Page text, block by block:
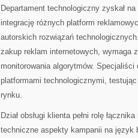
Departament technologiczny zyskał
integrację różnych platform
autorskich rozwiązań
zakup reklam internetowych, wymaga
monitorowania algorytmów.
platformami technologicznymi,
rynku.
Dział obsługi klienta pełni rolę
techniczne aspekty kampanii na język